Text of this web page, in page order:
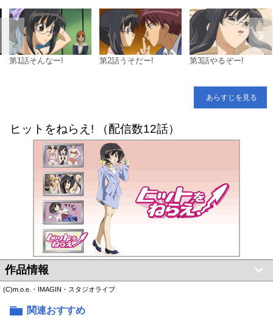
第1話そんなー! 第2話うそだー! 第3話やるぞー!
あらすじを見る
ヒットをねらえ! （配信数12話）
作品情報
(C)m.o.e.・IMAGIN・スタジオライブ
関連おすすめ